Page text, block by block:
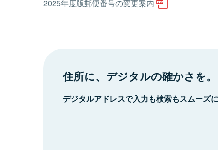
2025年度版郵便番号の変更案内
住所に、デジタルの確かさを。
デジタルアドレスで入力も検索もスムーズ